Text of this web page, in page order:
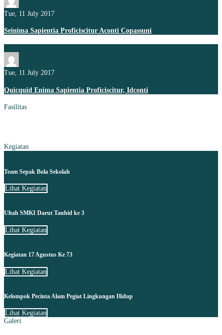
Tue, 11 July 2017
Seinima Sapientia Proficiscitur Aconti Copassuni
Tue, 11 July 2017
Quicquid Enima Sapientia Proficiscitur, Idconti
Fasilitas
Kegiatan
Team Sepak Bola Sekolah
Lihat Kegiatan
Ultah SMKI Darut Tauhid ke 3
Lihat Kegiatan
Kegiatan 17 Agustus Ke 73
Lihat Kegiatan
Kelompok Pecinta Alam Pegiat Lingkungan Hidup
Lihat Kegiatan
Galeri